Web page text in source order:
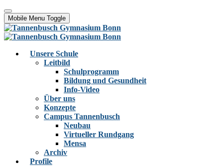
Mobile Menu Toggle
Unsere Schule
Leitbild
Schulprogramm
Bildung und Gesundheit
Info-Video
Über uns
Konzepte
Campus Tannenbusch
Neubau
Virtueller Rundgang
Mensa
Archiv
Profile